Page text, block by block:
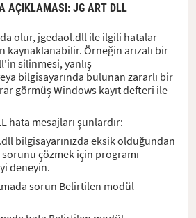
AÇIKLAMASI: JG ART DLL
da olur, jgedaol.dll ile ilgili hatalar
kaynaklanabilir. Örneğin arızalı bir
silinmesi, yanlış
bilgisayarında bulunan zararlı bir
görmüş Windows kayıt defteri ile
hata mesajları şunlardır:
bilgisayarınızda eksik olduğundan
sorunu çözmek için programı
deneyin.
sorun Belirtilen modül